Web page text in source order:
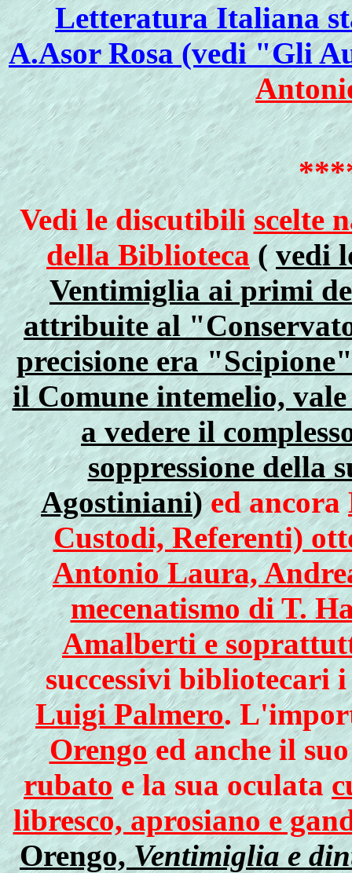
Letteratura Italiana
A.Asor Rosa (vedi "Gli
Vedi le discutibiliscelte
della Biblioteca (vedi
Ventimiglia ai primi
attribuite al
precisione era "Scipione"
il Comune intemelio,
a vedere il
soppressione della
Agostiniani)ed ancora
Custodi, Referenti)
Antonio Laura,
mecenatismo di T.
Amalberti e
successivi bibliotecari
Luigi Palmero.
Orengoed anche il
rubatoe la sua oculata
libresco, aprosiano e
Orengo,Ventimiglia e